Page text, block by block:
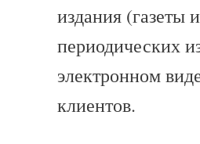
издания (газеты
периодических
электронном
клиентов.